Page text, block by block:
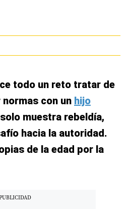
todo un reto tratar de
con un hijo
muestra rebeldía,
hacia la autoridad.
de la edad por la